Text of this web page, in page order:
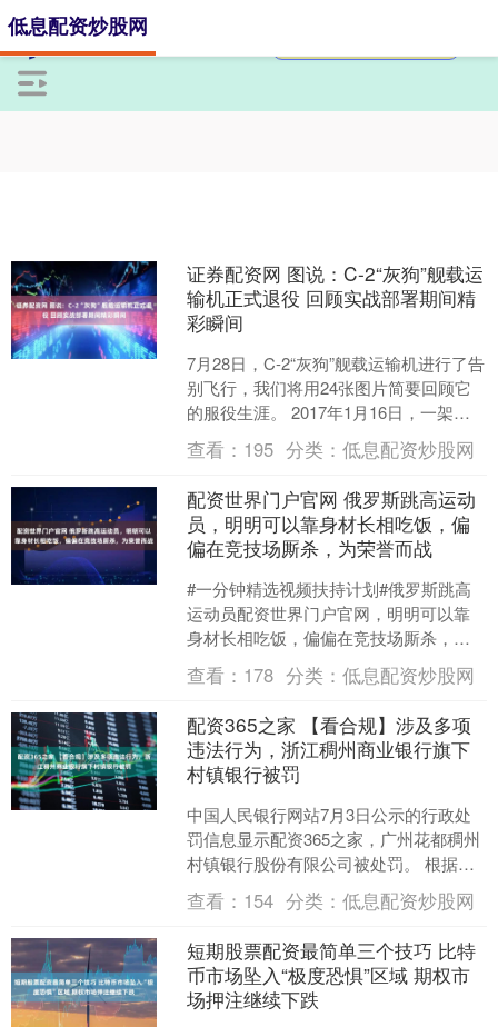
低息配资炒股网
证券配资网 图说：C-2“灰狗”舰载运
输机正式退役 回顾实战部署期间精
彩瞬间
7月28日，C-2“灰狗”舰载运输机进行了告
别飞行，我们将用24张图片简要回顾它
的服役生涯。 2017年1月16日，一架第
30“供应者”舰队后勤支援中队（VRC....
查看： 195 分类：低息配资炒股网
配资世界门户官网 俄罗斯跳高运动
员，明明可以靠身材长相吃饭，偏
偏在竞技场厮杀，为荣誉而战
#一分钟精选视频扶持计划#俄罗斯跳高
运动员配资世界门户官网，明明可以靠
身材长相吃饭，偏偏在竞技场厮杀，为
荣誉而战....
查看： 178 分类：低息配资炒股网
配资365之家 【看合规】涉及多项
违法行为，浙江稠州商业银行旗下
村镇银行被罚
中国人民银行网站7月3日公示的行政处
罚信息显示配资365之家，广州花都稠州
村镇银行股份有限公司被处罚。 根据年
报信息，广州花都稠州村镇银行控股股
东为浙江稠州商业....
查看： 154 分类：低息配资炒股网
短期股票配资最简单三个技巧 比特
币市场坠入“极度恐惧”区域 期权市
场押注继续下跌